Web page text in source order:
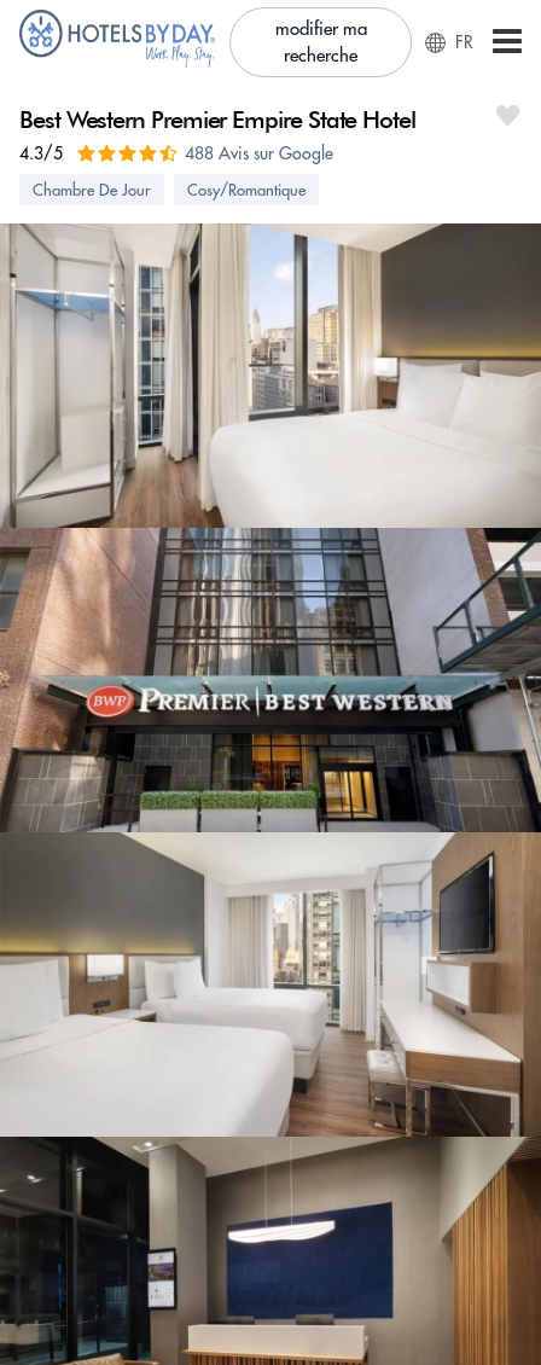
modifier ma
recherche
FR
Best Western Premier Empire State Hotel
4.3/5 488 Avis sur Google
Chambre De Jour Cosy/Romantique